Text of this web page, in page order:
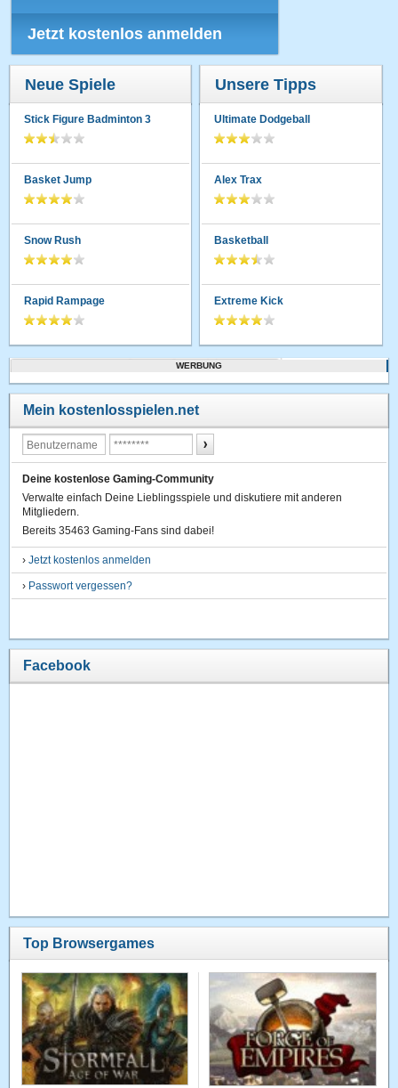
Jetzt kostenlos anmelden
Neue Spiele
Stick Figure Badminton 3
Basket Jump
Snow Rush
Rapid Rampage
Unsere Tipps
Ultimate Dodgeball
Alex Trax
Basketball
Extreme Kick
WERBUNG
Mein kostenlosspielen.net
Deine kostenlose Gaming-Community
Verwalte einfach Deine Lieblingsspiele und diskutiere mit anderen
Mitgliedern.
Bereits 35463 Gaming-Fans sind dabei!
›Jetzt kostenlos anmelden
› Passwort vergessen?
Facebook
Top Browsergames